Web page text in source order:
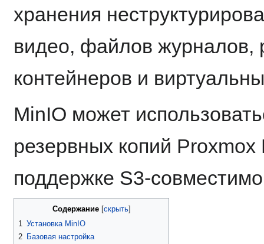
хранения
видео, файлов журналов,
контейнеров и
MinIO может
резервных копий
поддержке S3-
Содержание
1 Установка MinIO
2 Базовая настройка